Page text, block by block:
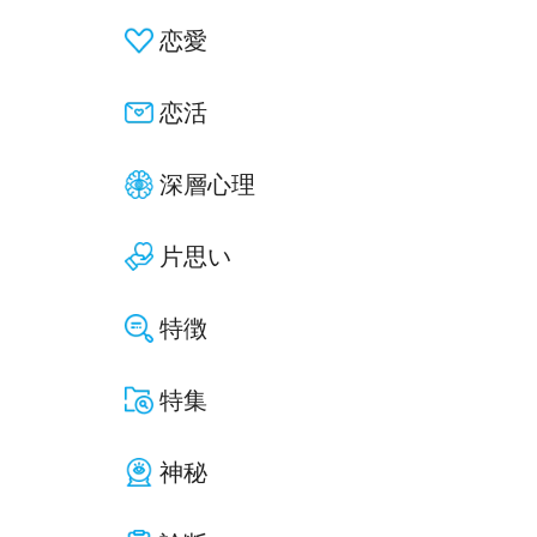
恋愛
恋活
深層心理
片思い
特徴
特集
神秘